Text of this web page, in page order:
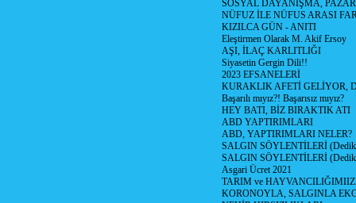
SOSYAL DAYANIŞMA,
NÜFUZ İLE NÜFUS ARASI
KIZILCA GÜN - ANITI
Eleştirmen Olarak M. Akif Ersoy
AŞI, İLAÇ KARLITLIĞI
Siyasetin Gergin Dili!!
2023 EFSANELERİ
KURAKLIK AFETİ GELİYOR,
Başarılı mıyız?! Başarısız mıyız?
HEY BATI, BİZ BIRAKTIK ATI
ABD YAPTIRIMLARI
ABD, YAPTIRIMLARI NELER?
SALGIN SÖYLENTİLERİ
SALGIN SÖYLENTİLERİ
Asgari Ücret 2021
TARIM ve
KORONOYLA, SALGINLA